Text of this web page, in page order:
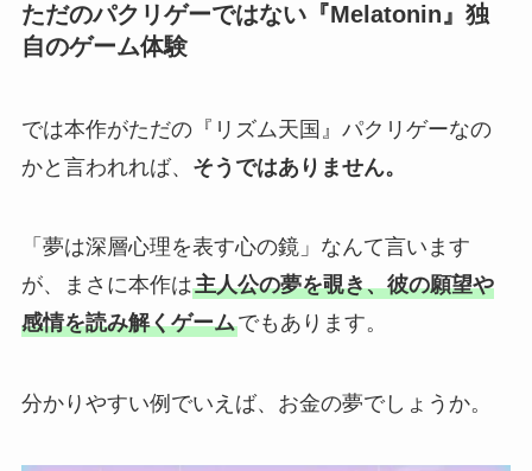
ただのパクリゲーではない『Melatonin』独
自のゲーム体験
では本作がただの『リズム天国』パクリゲーなの
かと言われれば、 そうではありません。
「夢は深層心理を表す心の鏡」なんて言います
が、まさに本作は主人公の夢を覗き、彼の願望や
感情を読み解くゲームでもあります。
分かりやすい例でいえば、お金の夢でしょうか。